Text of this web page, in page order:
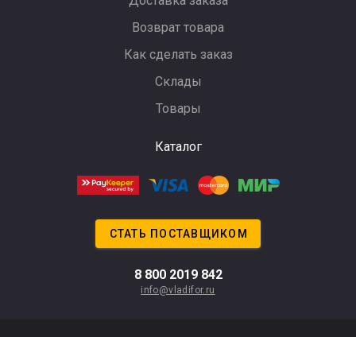
Возврат товара
Как сделать заказ
Склады
Товары
Каталог
СТАТЬ ПОСТАВЩИКОМ
8 800 2019 842
info@vladifor.ru